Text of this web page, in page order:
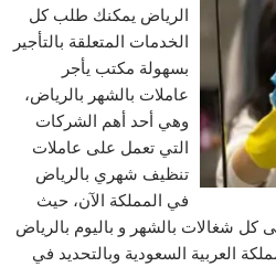
الرياض يمكنك طلب كل
الخدمات المتعلقة بالتأجير
بسهولة مكتب يأجر
عاملات بالشهر بالرياض،
وهي أحد أهم الشركات
التي تعمل على عاملات
تنظيف شهري بالرياض
في المملكة الآن، حيث
شغالات بالشهر و باليوم بالرياض
العربية السعودية وبالتحديد في